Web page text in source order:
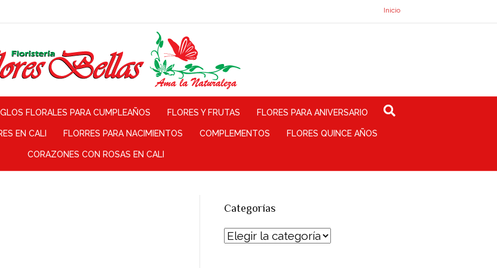
Inicio
FLORALES PARA CUMPLEAÑOS FLORES Y FRUTAS FLORES PARA ANIVERSARIO
EN CALI FLORRES PARA NACIMIENTOS COMPLEMENTOS FLORES QUINCE AÑOS
CORAZONES CON ROSAS EN CALI
Categorías
Categorías